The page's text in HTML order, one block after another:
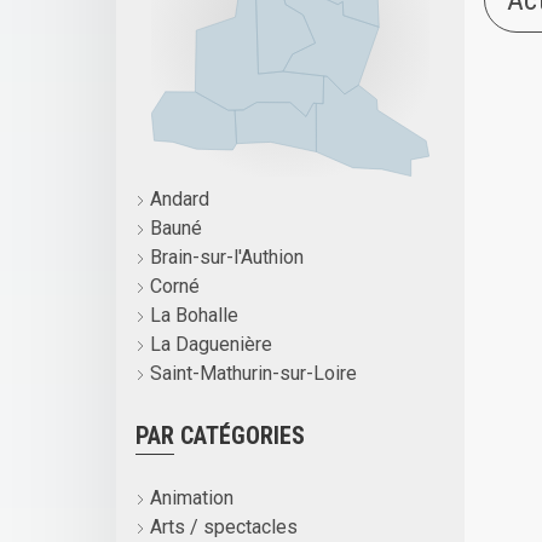
Andard
Bauné
Brain-sur-l'Authion
Corné
La Bohalle
La Daguenière
Saint-Mathurin-sur-Loire
PAR CATÉGORIES
Animation
Arts / spectacles